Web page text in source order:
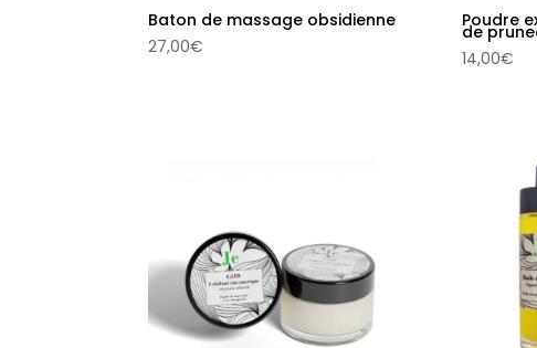
Baton de massage obsidienne
27,00€
Poudre
de
14,00€